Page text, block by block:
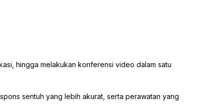
hingga melakukan konferensi video dalam satu
sentuh yang lebih akurat, serta perawatan yang